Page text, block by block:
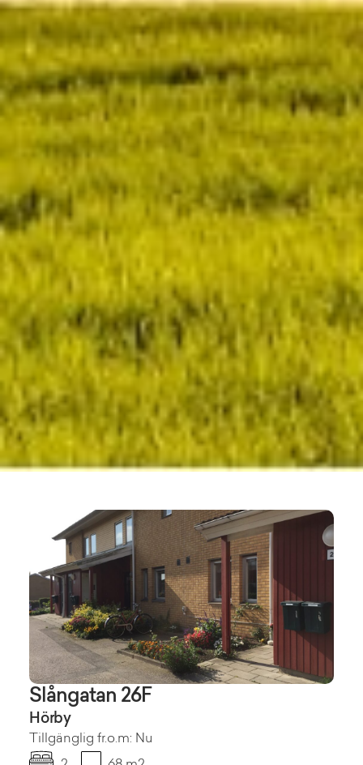
Slångatan 26F
Hörby
Tillgänglig fr.o.m: Nu